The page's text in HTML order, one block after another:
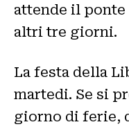
attende il ponte
altri tre giorni.
La festa della
martedi. Se si
giorno di ferie,